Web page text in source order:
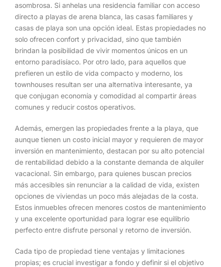
asombrosa. Si anhelas una residencia familiar con acceso
directo a playas de arena blanca, las casas familiares y
casas de playa son una opción ideal. Estas propiedades no
solo ofrecen confort y privacidad, sino que también
brindan la posibilidad de vivir momentos únicos en un
entorno paradisíaco. Por otro lado, para aquellos que
prefieren un estilo de vida compacto y moderno, los
townhouses resultan ser una alternativa interesante, ya
que conjugan economía y comodidad al compartir áreas
comunes y reducir costos operativos.
Además, emergen las propiedades frente a la playa, que
aunque tienen un costo inicial mayor y requieren de mayor
inversión en mantenimiento, destacan por su alto potencial
de rentabilidad debido a la constante demanda de alquiler
vacacional. Sin embargo, para quienes buscan precios
más accesibles sin renunciar a la calidad de vida, existen
opciones de viviendas un poco más alejadas de la costa.
Estos inmuebles ofrecen menores costos de mantenimiento
y una excelente oportunidad para lograr ese equilibrio
perfecto entre disfrute personal y retorno de inversión.
Cada tipo de propiedad tiene ventajas y limitaciones
propias; es crucial investigar a fondo y definir si el objetivo